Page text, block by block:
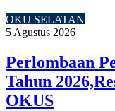
OKU SELATAN
5 Agustus 2026
Perlombaan
Tahun
OKUS